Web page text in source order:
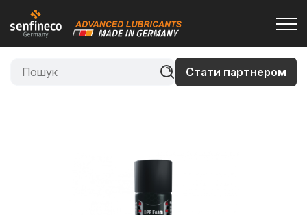
Стати партнером